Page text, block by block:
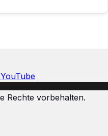
YouTube
Rechte vorbehalten.